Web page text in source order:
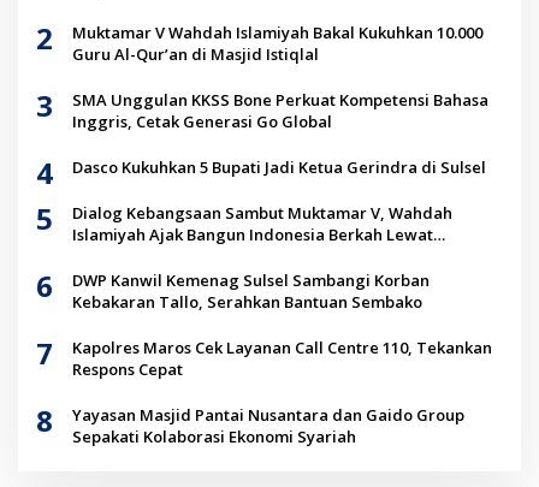
2
Muktamar V Wahdah Islamiyah Bakal Kukuhkan 10.000
Guru Al-Qur’an di Masjid Istiqlal
3
SMA Unggulan KKSS Bone Perkuat Kompetensi Bahasa
Inggris, Cetak Generasi Go Global
4 Dasco Kukuhkan 5 Bupati Jadi Ketua Gerindra di Sulsel
5
Dialog Kebangsaan Sambut Muktamar V, Wahdah
Islamiyah Ajak Bangun Indonesia Berkah Lewat
6
DWP Kanwil Kemenag Sulsel Sambangi Korban
Kebakaran Tallo, Serahkan Bantuan Sembako
7
Kapolres Maros Cek Layanan Call Centre 110, Tekankan
Respons Cepat
8
Yayasan Masjid Pantai Nusantara dan Gaido Group
Sepakati Kolaborasi Ekonomi Syariah